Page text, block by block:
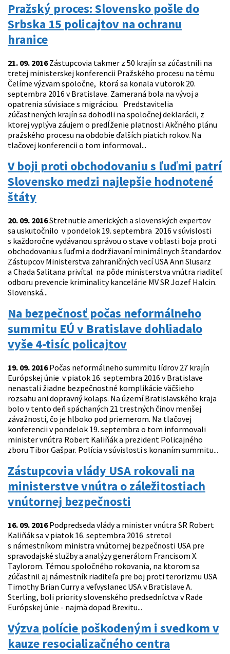
Pražský proces: Slovensko pošle do
Srbska 15 policajtov na ochranu
hranice
21. 09. 2016Zástupcovia takmer z 50 krajín sa zúčastnili na
tretej ministerskej konferencii Pražského procesu na tému
Čelíme výzvam spoločne, ktorá sa konala v utorok 20.
septembra 2016 v Bratislave. Zameraná bola na vývoj a
opatrenia súvisiace s migráciou. Predstavitelia
zúčastnených krajín sa dohodli na spoločnej deklarácii, z
ktorej vyplýva záujem o predĺženie platnosti Akčného plánu
pražského procesu na obdobie ďalších piatich rokov. Na
tlačovej konferencii o tom informoval...
V boji proti obchodovaniu s ľuďmi patrí
Slovensko medzi najlepšie hodnotené
štáty
20. 09. 2016Stretnutie amerických a slovenských expertov
sa uskutočnilo v pondelok 19. septembra 2016 v súvislosti
s každoročne vydávanou správou o stave v oblasti boja proti
obchodovaniu s ľuďmi a dodržiavaní minimálnych štandardov.
Zástupcov Ministerstva zahraničných vecí USA Ann Slusarz
a Chada Salitana privítal na pôde ministerstva vnútra riaditeľ
odboru prevencie kriminality kancelárie MV SR Jozef Halcin.
Slovenská...
Na bezpečnosť počas neformálneho
summitu EÚ v Bratislave dohliadalo
vyše 4-tisíc policajtov
19. 09. 2016Počas neformálneho summitu lídrov 27 krajín
Európskej únie v piatok 16. septembra 2016 v Bratislave
nenastali žiadne bezpečnostné komplikácie väčšieho
rozsahu ani dopravný kolaps. Na území Bratislavského kraja
bolo v tento deň spáchaných 21 trestných činov menšej
závažnosti, čo je hlboko pod priemerom. Na tlačovej
konferencii v pondelok 19. septembra o tom informovali
minister vnútra Robert Kaliňák a prezident Policajného
zboru Tibor Gašpar. Polícia v súvislosti s konaním summitu...
Zástupcovia vlády USA rokovali na
ministerstve vnútra o záležitostiach
vnútornej bezpečnosti
16. 09. 2016Podpredseda vlády a minister vnútra SR Robert
Kaliňák sa v piatok 16. septembra 2016 stretol
s námestníkom ministra vnútornej bezpečnosti USA pre
spravodajské služby a analýzy generálom Francisom X.
Taylorom. Témou spoločného rokovania, na ktorom sa
zúčastnil aj námestník riaditeľa pre boj proti terorizmu USA
Timothy Brian Curry a veľvyslanec USA v Bratislave A.
Sterling, boli priority slovenského predsedníctva v Rade
Európskej únie - najmä dopad Brexitu...
Výzva polície poškodeným i svedkom v
kauze resocializačného centra